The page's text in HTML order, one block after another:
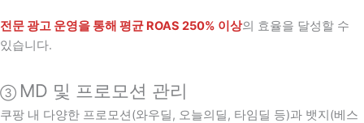
전문 광고 운영을 통해 평균 ROAS 250% 이상의 효율을 달성할 수
있습니다.
③ MD 및 프로모션 관리
쿠팡 내 다양한 프로모션(와우딜, 오늘의딜, 타임딜 등)과 뱃지(베스